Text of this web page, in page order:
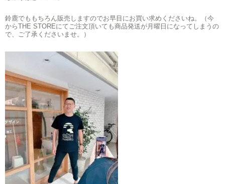
鈴鹿でももちろん販売しますのでお早目にお買い求めくださいね。（今
からTHE STOREにてご注文頂いても商品発送が月曜日になってしまうの
で、ご了承くださいませ。）